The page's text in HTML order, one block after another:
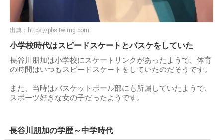
出典： https://pbs.twimg.com
小学校時代はスピードスケートとバスケをしていた
長谷川朋加は小学校にスケートリンクがあったようで、体育
の時間はいつもスピードスケートをしていたのだそうです。
また、当時はバスケットボール部にも所属していたようで、
スポーツ好きな女の子だったようです。
長谷川朋加の学歴～中学時代